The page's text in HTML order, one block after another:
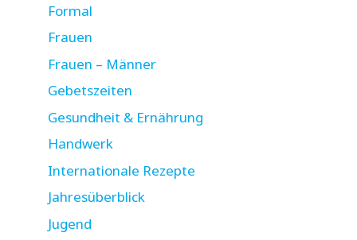
Formal
Frauen
Frauen – Männer
Gebetszeiten
Gesundheit & Ernährung
Handwerk
Internationale Rezepte
Jahresüberblick
Jugend